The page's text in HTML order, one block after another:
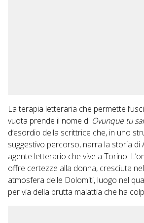
La terapia letteraria che permette
vuota prende il nome di Ovunque tu
d’esordio della scrittrice che, in uno
suggestivo percorso, narra la storia di
agente letterario che vive a Torino.
offre certezze alla donna, cresciuta
atmosfera delle Dolomiti, luogo nel
per via della brutta malattia che ha